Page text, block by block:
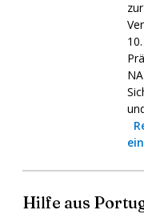
Hilfe aus